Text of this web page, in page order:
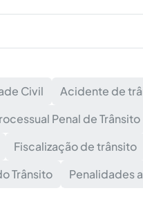
Civil
Acidente de
Penal de Trânsito
Fiscalização de trânsito
Trânsito
Penalidades